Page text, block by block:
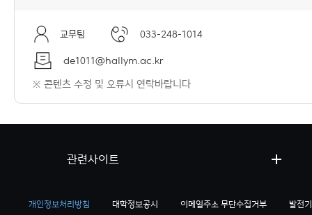
교무팀 033-248-1014
de1011@hallym.ac.kr
※ 콘텐츠 수정 및 오류시 연락바랍니다
개인정보처리방침 대학정보공시 이메일주소 무단수집거부 발전
관련사이트